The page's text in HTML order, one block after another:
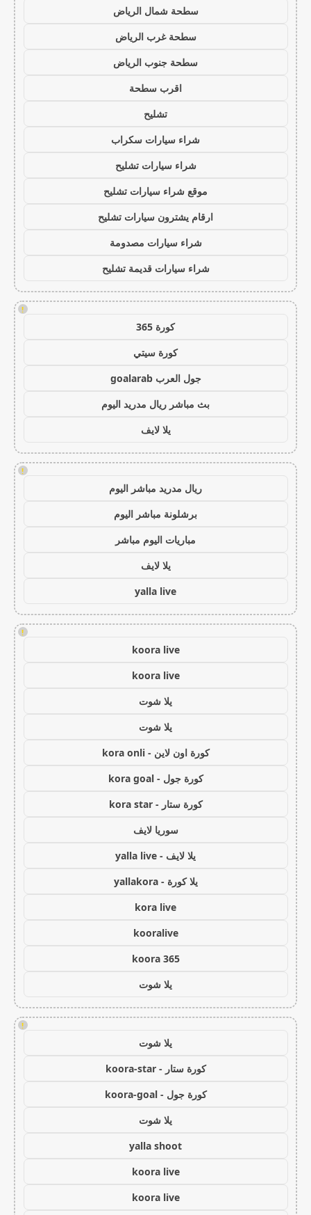
سطحة شمال الرياض
سطحة غرب الرياض
سطحة جنوب الرياض
اقرب سطحة
تشليح
شراء سيارات سكراب
شراء سيارات تشليح
موقع شراء سيارات تشليح
ارقام يشترون سيارات تشليح
شراء سيارات مصدومة
شراء سيارات قديمة تشليح
!
كورة 365
كورة سيتي
جول العرب goalarab
بث مباشر ريال مدريد اليوم
يلا لايف
!
ريال مدريد مباشر اليوم
برشلونة مباشر اليوم
مباريات اليوم مباشر
يلا لايف
yalla live
!
koora live
koora live
يلا شوت
يلا شوت
كورة اون لاين - kora onli
كورة جول - kora goal
كورة ستار - kora star
سوريا لايف
يلا لايف - yalla live
يلا كورة - yallakora
kora live
kooralive
koora 365
يلا شوت
!
يلا شوت
كورة ستار - koora-star
كورة جول - koora-goal
يلا شوت
yalla shoot
koora live
koora live